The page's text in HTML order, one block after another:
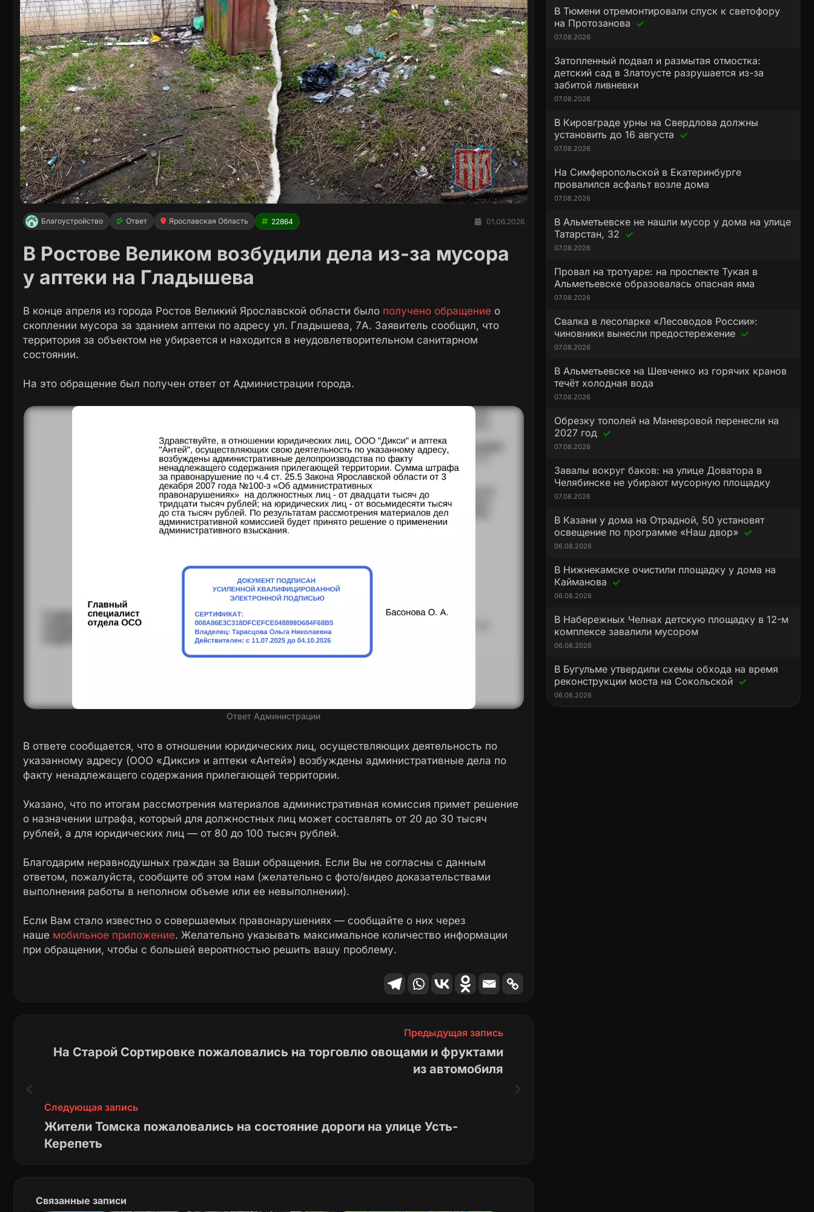
Благоустройство Ответ Ярославская Область 22864 01.06.2026
В Ростове Великом возбудили дела из-за мусора
у аптеки на Гладышева
В конце апреля из города Ростов Великий Ярославской области было получено обращение о
скоплении мусора за зданием аптеки по адресу ул. Гладышева, 7А. Заявитель сообщил, что
территория за объектом не убирается и находится в неудовлетворительном санитарном
состоянии.
На это обращение был получен ответ от Администрации города.
Ответ Администрации
В ответе сообщается, что в отношении юридических лиц, осуществляющих деятельность по
указанному адресу (ООО «Дикси» и аптеки «Антей») возбуждены административные дела по
факту ненадлежащего содержания прилегающей территории.
Указано, что по итогам рассмотрения материалов административная комиссия примет решение
о назначении штрафа, который для должностных лиц может составлять от 20 до 30 тысяч
рублей, а для юридических лиц — от 80 до 100 тысяч рублей.
Благодарим неравнодушных граждан за Ваши обращения. Если Вы не согласны с данным
ответом, пожалуйста, сообщите об этом нам (желательно с фото/видео доказательствами
выполнения работы в неполном объеме или ее невыполнении).
Если Вам стало известно о совершаемых правонарушениях — сообщайте о них через
наше мобильное приложение. Желательно указывать максимальное количество информации
при обращении, чтобы с большей вероятностью решить вашу проблему.
Предыдущая запись
На Старой Сортировке пожаловались на торговлю овощами и фруктами
из автомобиля
Следующая запись
Жители Томска пожаловались на состояние дороги на улице Усть-
Керепеть
Связанные записи
В Тюмени отремонтировали спуск к светофору
на Протозанова
07.08.2026
Затопленный подвал и размытая отмостка:
детский сад в Златоусте разрушается из-за
забитой ливневки
07.08.2026
В Кировграде урны на Свердлова должны
установить до 16 августа
07.08.2026
На Симферопольской в Екатеринбурге
провалился асфальт возле дома
07.08.2026
В Альметьевске не нашли мусор у дома на улице
Татарстан, 32
07.08.2026
Провал на тротуаре: на проспекте Тукая в
Альметьевске образовалась опасная яма
07.08.2026
Свалка в лесопарке «Лесоводов России»:
чиновники вынесли предостережение
07.08.2026
В Альметьевске на Шевченко из горячих кранов
течёт холодная вода
07.08.2026
Обрезку тополей на Маневровой перенесли на
2027 год
07.08.2026
Завалы вокруг баков: на улице Доватора в
Челябинске не убирают мусорную площадку
07.08.2026
В Казани у дома на Отрадной, 50 установят
освещение по программе «Наш двор»
06.08.2026
В Нижнекамске очистили площадку у дома на
Кайманова
06.08.2026
В Набережных Челнах детскую площадку в 12-м
комплексе завалили мусором
06.08.2026
В Бугульме утвердили схемы обхода на время
реконструкции моста на Сокольской
06.08.2026